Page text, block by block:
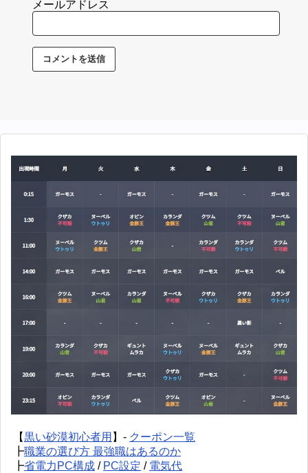
メールアドレス
【黒い砂漠初心者用 】- クーポン一覧
┣職業の選び方 最強職はあるのか
┣省電力PC構成 / PC設定 / 電気代